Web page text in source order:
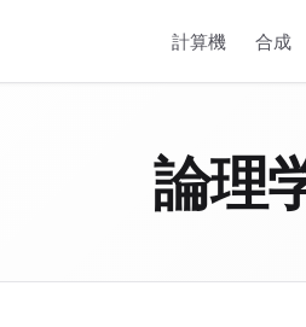
計算機 合成
論理